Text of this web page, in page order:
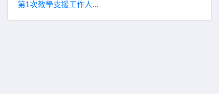
第1次教學支援工作人...